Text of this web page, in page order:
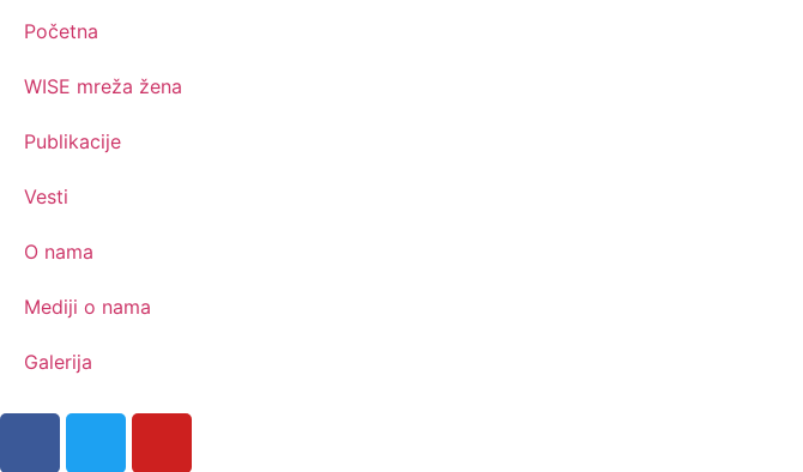
Početna
WISE mreža žena
Publikacije
Vesti
O nama
Mediji o nama
Galerija